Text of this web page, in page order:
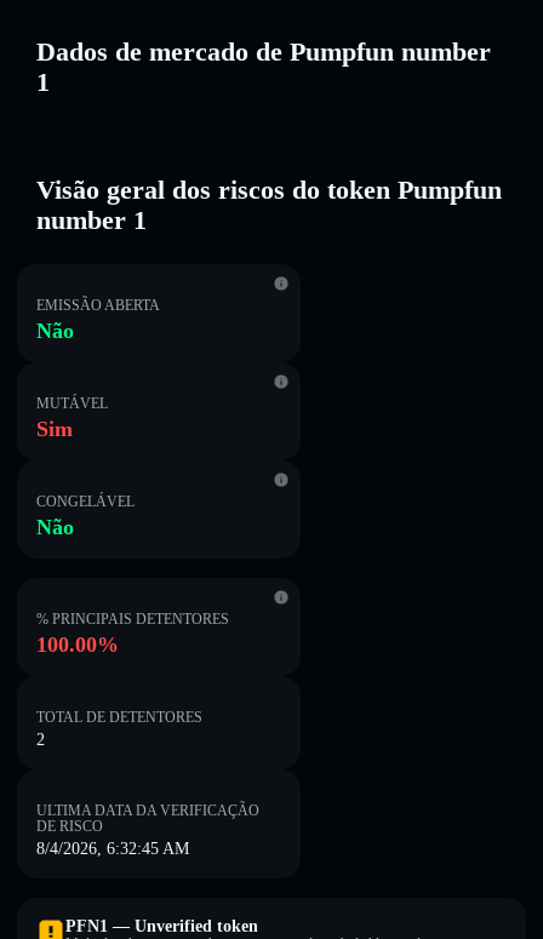
Dados de mercado de Pumpfun number
1
Visão geral dos riscos do token Pumpfun
number 1
EMISSÃO ABERTA
Não
MUTÁVEL
Sim
CONGELÁVEL
Não
% PRINCIPAIS DETENTORES
100.00%
TOTAL DE DETENTORES
2
ULTIMA DATA DA VERIFICAÇÃO
DE RISCO
8/4/2026, 6:32:45 AM
PFN1 — Unverified token